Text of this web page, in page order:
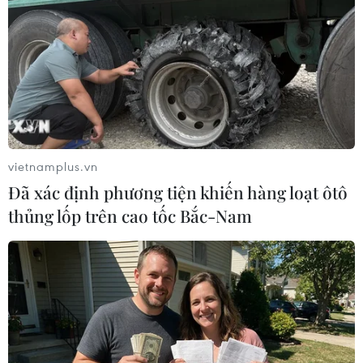
#Dự toán #Thu ngân sách
#Đầu tư phát triển
#Thu thuế #Bộ Tài chính
Theo dõi VietnamPlus
TIN LIÊN QUAN
vietnamplus.vn
Đã xác định phương tiện khiến hàng loạt ôtô
thủng lốp trên cao tốc Bắc-Nam